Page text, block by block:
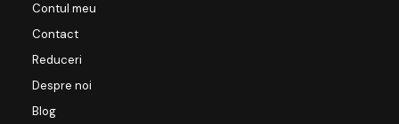
Contul meu
Contact
Reduceri
Despre noi
Blog